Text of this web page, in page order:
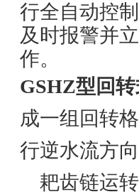
行全自动控
及时报警并
作。
GSHZ型回
成一组回转
行逆水流方
耙齿链运转